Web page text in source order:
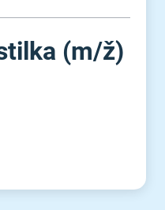
(m⁠/⁠ž)